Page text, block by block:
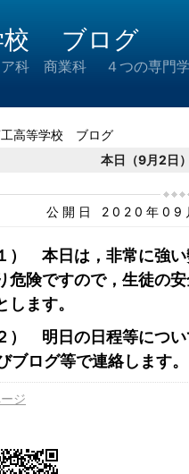
校 ブログ
科 商業科 ４つの専門学
工高等学校 ブログ
本日（9月2日
公開日 2020年09
１） 本日は，非常に強
危険ですので，生徒の
します。
） 明日の日程等につい
ブログ等で連絡します。
ジ